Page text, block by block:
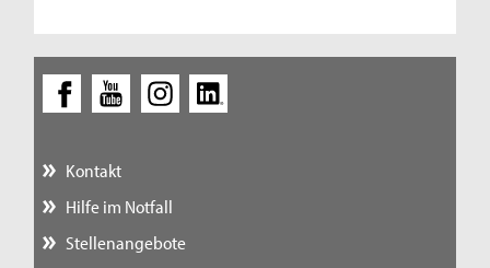
Kontakt
Hilfe im Notfall
Stellenangebote